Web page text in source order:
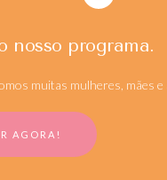
nosso programa.
muitas mulheres, mães e
AGORA!